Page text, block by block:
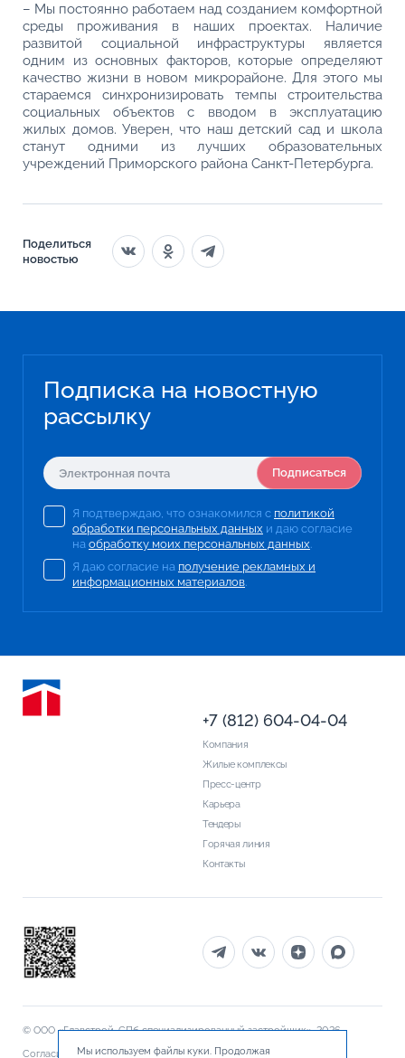
– Мы постоянно работаем над созданием комфортной
среды проживания в наших проектах. Наличие
развитой социальной инфраструктуры является
одним из основных факторов, которые определяют
качество жизни в новом микрорайоне. Для этого мы
стараемся синхронизировать темпы строительства
социальных объектов с вводом в эксплуатацию
жилых домов. Уверен, что наш детский сад и школа
станут одними из лучших образовательных
учреждений Приморского района Санкт-Петербурга.
Поделиться
новостью
Подписка на новостную
рассылку
Подписаться
Я подтверждаю, что ознакомился с политикой
обработки персональных данных и даю согласие
на обработку моих персональных данных.
Я даю согласие на получение рекламных и
информационных материалов.
Компания
Жилые комплексы
Пресс-центр
Карьера
Тендеры
Горячая линия
Контакты
+7 (812) 604-04-04
© ООО «Главстрой-СПб специализированный застройщик», 2026
Согласие на обработку персональных данных
Мы используем файлы куки. Продолжая